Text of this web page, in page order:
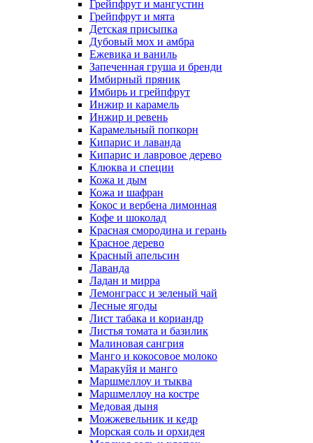
Грейпфрут и мангустин
Грейпфрут и мята
Детская присыпка
Дубовый мох и амбра
Ежевика и ваниль
Запеченная груша и бренди
Имбирный пряник
Имбирь и грейпфрут
Инжир и карамель
Инжир и ревень
Карамельный попкорн
Кипарис и лаванда
Кипарис и лавровое дерево
Клюква и специи
Кожа и дым
Кожа и шафран
Кокос и вербена лимонная
Кофе и шоколад
Красная смородина и герань
Красное дерево
Красный апельсин
Лаванда
Ладан и мирра
Лемонграсс и зеленый чай
Лесные ягоды
Лист табака и кориандр
Листья томата и базилик
Малиновая сангрия
Манго и кокосовое молоко
Маракуйя и манго
Маршмеллоу и тыква
Маршмеллоу на костре
Медовая дыня
Можжевельник и кедр
Морская соль и орхидея